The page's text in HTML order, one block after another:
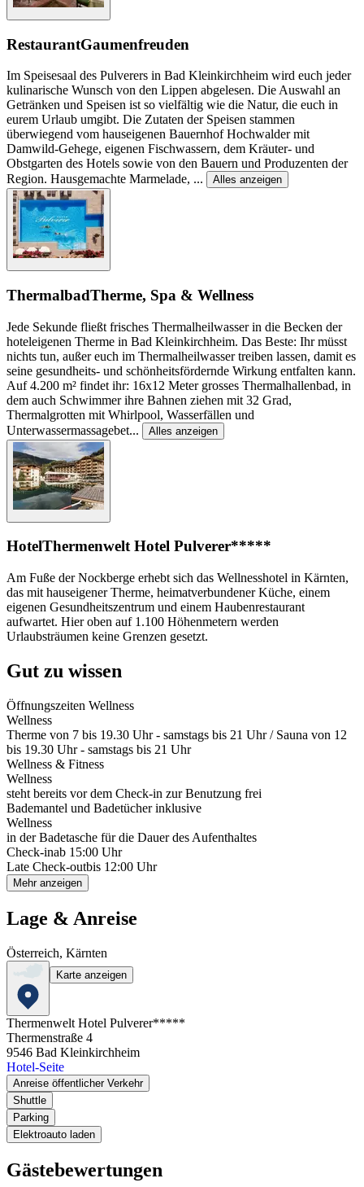
RestaurantGaumenfreuden
Im Speisesaal des Pulverers in Bad Kleinkirchheim wird euch jeder
kulinarische Wunsch von den Lippen abgelesen. Die Auswahl an
Getränken und Speisen ist so vielfältig wie die Natur, die euch in
eurem Urlaub umgibt. Die Zutaten der Speisen stammen
überwiegend vom hauseigenen Bauernhof Hochwalder mit
Damwild-Gehege, eigenen Fischwassern, dem Kräuter- und
Obstgarten des Hotels sowie von den Bauern und Produzenten der
Region. Hausgemachte Marmelade, ... Alles anzeigen
ThermalbadTherme, Spa & Wellness
Jede Sekunde fließt frisches Thermalheilwasser in die Becken der
hoteleigenen Therme in Bad Kleinkirchheim. Das Beste: Ihr müsst
nichts tun, außer euch im Thermalheilwasser treiben lassen, damit es
seine gesundheits- und schönheitsfördernde Wirkung entfalten kann.
Auf 4.200 m² findet ihr: 16x12 Meter grosses Thermalhallenbad, in
dem auch Schwimmer ihre Bahnen ziehen mit 32 Grad,
Thermalgrotten mit Whirlpool, Wasserfällen und
Unterwassermassagebet... Alles anzeigen
HotelThermenwelt Hotel Pulverer*****
Am Fuße der Nockberge erhebt sich das Wellnesshotel in Kärnten,
das mit hauseigener Therme, heimatverbundener Küche, einem
eigenen Gesundheitszentrum und einem Haubenrestaurant
aufwartet. Hier oben auf 1.100 Höhenmetern werden
Urlaubsträumen keine Grenzen gesetzt.
Gut zu wissen
Öffnungszeiten Wellness
Wellness
Therme von 7 bis 19.30 Uhr - samstags bis 21 Uhr / Sauna von 12
bis 19.30 Uhr - samstags bis 21 Uhr
Wellness & Fitness
Wellness
steht bereits vor dem Check-in zur Benutzung frei
Bademantel und Badetücher inklusive
Wellness
in der Badetasche für die Dauer des Aufenthaltes
Check-inab 15:00 Uhr
Late Check-outbis 12:00 Uhr
Mehr anzeigen
Lage & Anreise
Österreich, Kärnten
Karte anzeigen
Thermenwelt Hotel Pulverer*****
Thermenstraße 4
9546 Bad Kleinkirchheim
Hotel-Seite
Anreise öffentlicher Verkehr
Shuttle
Parking
Elektroauto laden
Gästebewertungen